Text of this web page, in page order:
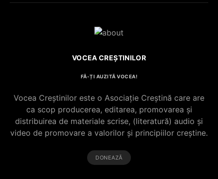
VOCEA CREȘTINILOR
FĂ-ȚI AUZITĂ VOCEA!
Vocea Creștinilor este o Asociație Creștină care are
ca scop producerea, editarea, promovarea și
distribuirea de materiale scrise, (literatură) audio și
video de promovare a valorilor și principiilor creștine.
DONEAZĂ